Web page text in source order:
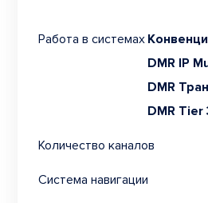
Работа в системах
DMR IP
DMR
DMR Tier
Количество каналов
Система навигации